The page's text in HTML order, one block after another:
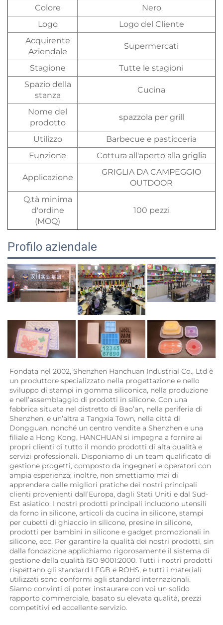
Colore
Nero
Logo
Logo del Cliente
Acquirente
Aziendale
Supermercati
Stagione
Tutte le stagioni
Spazio della
stanza
Cucina
Nome del
prodotto
spazzola per grill
Utilizzo
Barbecue e pasticceria
Funzione
Cottura all'aperto alla griglia
Applicazione
GRIGLIA DA CAMPEGGIO
OUTDOOR
Q.tà minima
d'ordine
(MOQ)
100 pezzi
Profilo aziendale
Fondata nel 2002, Shenzhen Hanchuan Industrial Co., Ltd è
un produttore specializzato nella progettazione e nello
sviluppo di stampi in gomma siliconica, nella produzione
e nell’assemblaggio di prodotti in silicone. Con una
fabbrica situata nel distretto di Bao’an, nella periferia di
Shenzhen, e un’altra a Tangxia Town, nella città di
Dongguan, nonché un centro vendite a Shenzhen e una
filiale a Hong Kong, HANCHUAN si impegna a fornire ai
propri clienti di tutto il mondo prodotti di alta qualità e
servizi professionali. Disponiamo di un team qualificato di
gestione progetti, composto da ingegneri e operatori con
ampia esperienza; inoltre, non smettiamo mai di
apprendere dalle migliori pratiche dei nostri principali
clienti provenienti dall’Europa, dagli Stati Uniti e dal Sud-
Est asiatico. I nostri prodotti principali includono utensili
da forno in silicone, articoli da cucina in silicone, stampi
per cubetti di ghiaccio in silicone, presine in silicone,
prodotti per bambini in silicone e gadget promozionali in
silicone, ecc. Per garantire la qualità dei nostri prodotti, sin
dalla fondazione applichiamo rigorosamente il sistema di
gestione della qualità ISO 9001:2000. Tutti i nostri prodotti
rispettano gli standard LFGB e ROHS, e tutti i materiali
utilizzati sono conformi agli standard internazionali.
Siamo convinti di poter instaurare con voi un solido
rapporto commerciale, basato su elevata qualità, prezzi
competitivi ed eccellente servizio.